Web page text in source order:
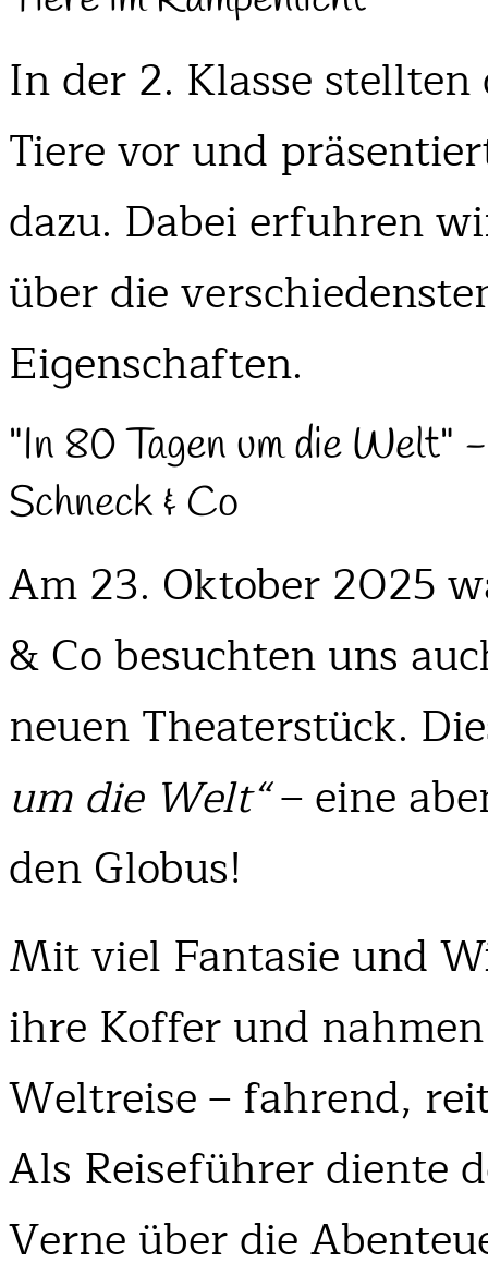
In der 2. Klasse
Tiere vor und
dazu. Dabei erfuhren
über die
Eigenschaften.
"In 80 Tagen um die Welt"
Schneck & Co
Am 23. Oktober 2025
& Co besuchten uns
neuen Theaterstück.
um die Welt“– eine
den Globus!
Mit viel Fantasie und
ihre Koffer und
Weltreise – fahrend,
Als Reiseführer diente
Verne über die